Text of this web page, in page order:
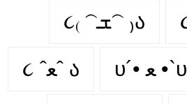
૮₍ 𝁽ܫ𝁽 ₎ა
૮ ˆﻌˆ ა υ´• ﻌ •`υ